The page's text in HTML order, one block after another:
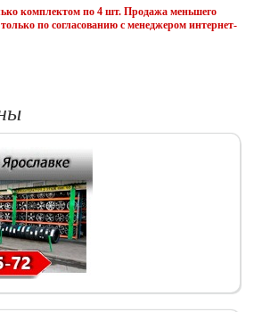
комплектом по 4 шт. Продажа меньшего
по согласованию с менеджером интернет-